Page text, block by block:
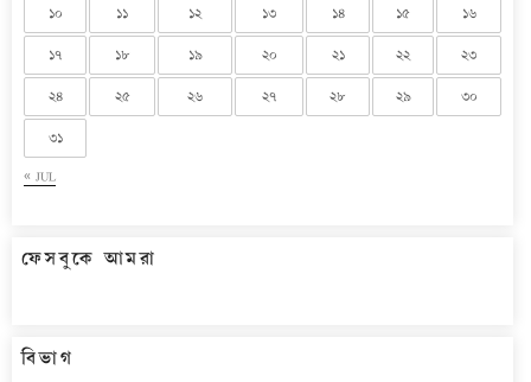
« JUL
১০ ১১ ১২ ১৩ ১৪ ১৫ ১৬
১৭ ১৮ ১৯ ২০ ২১ ২২ ২৩
২৪ ২৫ ২৬ ২৭ ২৮ ২৯ ৩০
৩১
ফেসবুকে আমরা
বিভাগ